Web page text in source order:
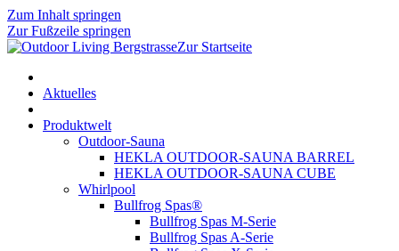
Zum Inhalt springen
Zur Fußzeile springen
Zur Startseite
Aktuelles
Produktwelt
Outdoor-Sauna
HEKLA OUTDOOR-SAUNA BARREL
HEKLA OUTDOOR-SAUNA CUBE
Whirlpool
Bullfrog Spas®
Bullfrog Spas M-Serie
Bullfrog Spas A-Serie